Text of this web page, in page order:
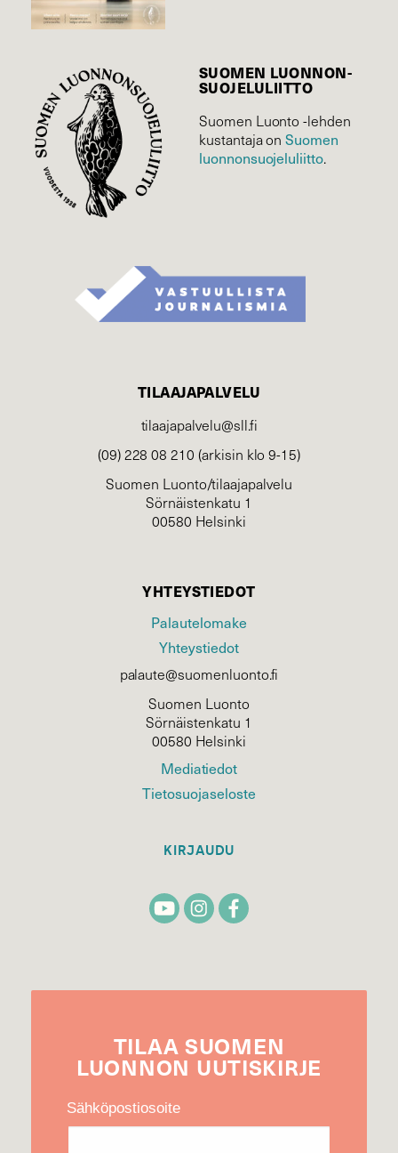
SUOMEN LUONNON­
SUOJELU­LIITTO
Suomen Luonto -lehden
kustantaja onSuomen
luonnonsuojelu­liitto.
TILAAJAPALVELU
tilaajapalvelu@sll.fi
(09) 228 08 210 (arkisin klo 9-15)
Suomen Luonto/tilaajapalvelu
Sörnäistenkatu 1
00580 Helsinki
YHTEYSTIEDOT
Palautelomake
Yhteystiedot
palaute@suomenluonto.fi
Suomen Luonto
Sörnäistenkatu 1
00580 Helsinki
Mediatiedot
Tietosuojaseloste
KIRJAUDU
TILAA SUOMEN
LUONNON UUTIS­KIRJE
Sähköpostiosoite